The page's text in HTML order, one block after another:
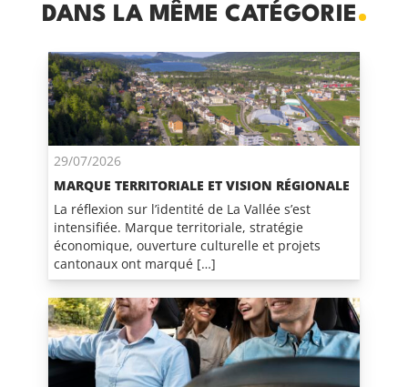
DANS LA MÊME CATÉGORIE
29/07/2026
MARQUE TERRITORIALE ET VISION RÉGIONALE
La réflexion sur l’identité de La Vallée s’est
intensifiée. Marque territoriale, stratégie
économique, ouverture culturelle et projets
cantonaux ont marqué […]